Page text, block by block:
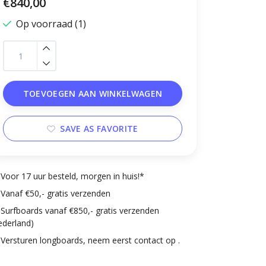
Op voorraad (1)
TOEVOEGEN AAN WINKELWAGEN
SAVE AS FAVORITE
Voor 17 uur besteld, morgen in huis!*
Vanaf €50,- gratis verzenden
Surfboards vanaf €850,- gratis verzenden
Versturen longboards, neem eerst contact op .